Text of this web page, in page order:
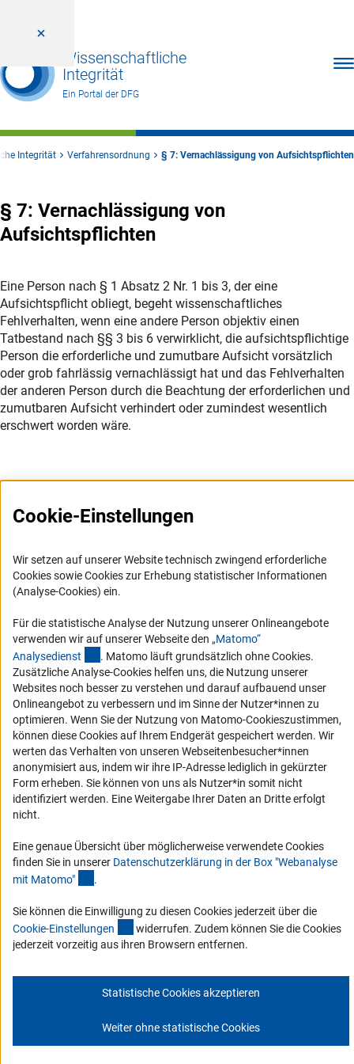
Wissenschaftliche
Integrität
Ein Portal der DFG
Integrität Verfahrensordnung § 7: Vernachlässigung von Aufsichtspflichten
§ 7: Vernachlässigung von
Aufsichtspflichten
Eine Person nach § 1 Absatz 2 Nr. 1 bis 3, der eine
Aufsichtspflicht obliegt, begeht wissenschaftliches
Fehlverhalten, wenn eine andere Person objektiv einen
Tatbestand nach §§ 3 bis 6 verwirklicht, die aufsichtspflichtige
Person die erforderliche und zumutbare Aufsicht vorsätzlich
oder grob fahrlässig vernachlässigt hat und das Fehlverhalten
der anderen Person durch die Beachtung der erforderlichen und
zumutbaren Aufsicht verhindert oder zumindest wesentlich
erschwert worden wäre.
Service
RSS-Feed
Barrierefreiheit
Erklärung zur Barrierefreiheit
Barriere melden
Links
Zum Download des Kodex
DFG-Website
Sie haben Fragen oder möchten einen Verdachtsfall melden?
Zur Kontaktübersicht
Datenschutz Cookie-Einstellungen
Cookie-Einstellungen
Wir setzen auf unserer Website technisch zwingend erforderliche
Cookies sowie Cookies zur Erhebung statistischer Informationen
(Analyse-Cookies) ein.
Für die statistische Analyse der Nutzung unserer Onlineangebote
verwenden wir auf unserer Webseite den „Matomo“
Analysedienst (externer Link)
. Matomo läuft grundsätzlich ohne Cookies.
Zusätzliche Analyse-Cookies helfen uns, die Nutzung unserer
Websites noch besser zu verstehen und darauf aufbauend unser
Onlineangebot zu verbessern und im Sinne der Nutzer*innen zu
optimieren. Wenn Sie der Nutzung von Matomo-Cookieszustimmen,
können diese Cookies auf Ihrem Endgerät gespeichert werden. Wir
werten das Verhalten von unseren Webseitenbesucher*innen
anonymisiert aus, indem wir ihre IP-Adresse lediglich in gekürzter
Form erheben. Sie können von uns als Nutzer*in somit nicht
identifiziert werden. Eine Weitergabe Ihrer Daten an Dritte erfolgt
nicht.
Eine genaue Übersicht über möglicherweise verwendete Cookies
finden Sie in unserer Datenschutzerklärung in der Box "Webanalyse
mit Matomo" .
Sie können die Einwilligung zu diesen Cookies jederzeit über die
Cookie-Einstellungen (interner Link)
widerrufen. Zudem können Sie die Cookies
jederzeit vorzeitig aus ihren Browsern entfernen.
Statistische Cookies akzeptieren
Weiter ohne statistische Cookies